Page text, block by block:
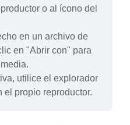
o al ícono del
en un archivo de
en "Abrir con" para
utilice el explorador
el propio reproductor.